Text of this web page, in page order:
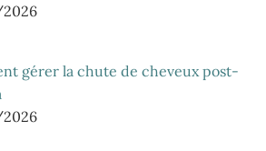
gérer la chute de cheveux post-